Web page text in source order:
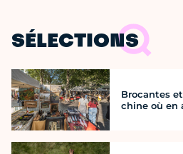
SÉLECTIONS
Brocantes
chine où en